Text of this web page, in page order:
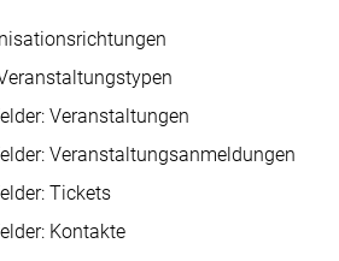
Veranstaltungen
Veranstaltungsanmeldungen
Tickets
Kontakte